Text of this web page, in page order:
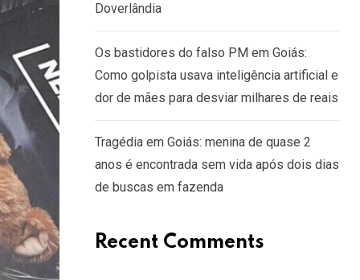
Doverlândia
Os bastidores do falso PM em Goiás:
Como golpista usava inteligência artificial e
dor de mães para desviar milhares de reais
Tragédia em Goiás: menina de quase 2
anos é encontrada sem vida após dois dias
de buscas em fazenda
Recent Comments